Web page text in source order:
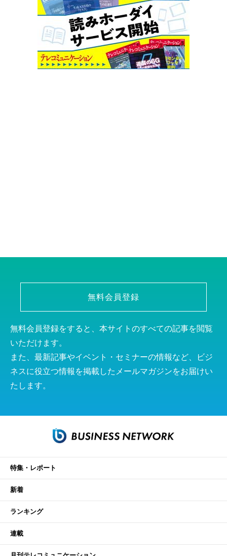
無料会員登録
無料会員登録をすると、本サイトのすべての記事を閲覧
いただけます。
また、最新記事やイベント・セミナーの情報など、ビジ
ネスに役立つ情報を掲載したメールマガジンをお届けい
たします。
特集・レポート
新着
ランキング
連載